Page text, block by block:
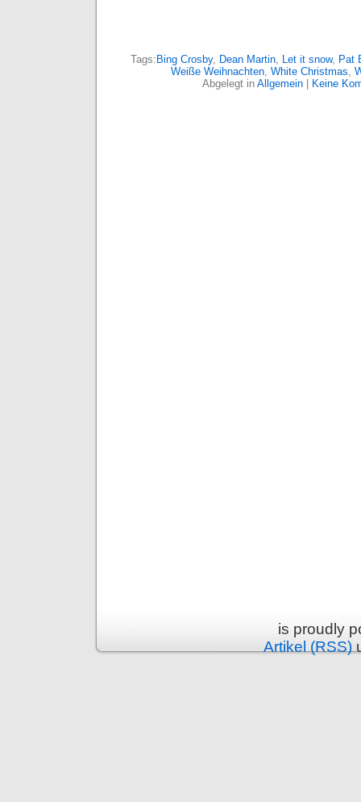
Tags: Bing Crosby, Dean Martin, Let it snow, Pat
Weiße Weihnachten, White Christmas,
Abgelegt in Allgemein Keine
is proudly
Artikel (RSS)